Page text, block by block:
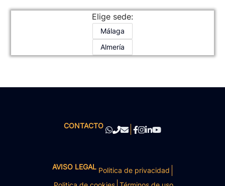
Elige sede:
Málaga
Almería
CONTACTO
AVISO LEGAL Politica de privacidad